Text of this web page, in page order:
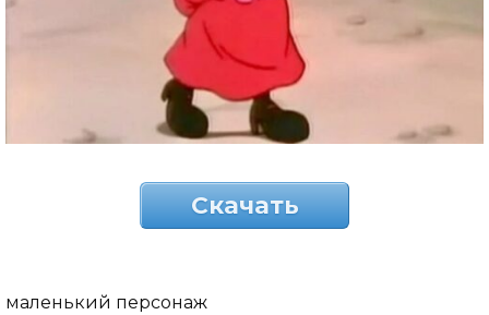
Скачать
маленький персонаж